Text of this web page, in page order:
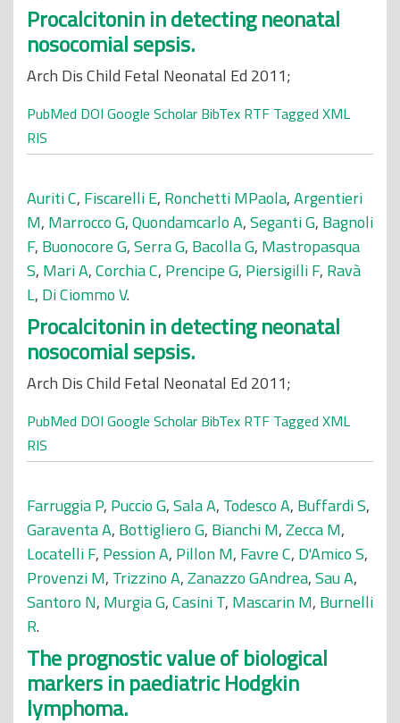
Procalcitonin in detecting neonatal
nosocomial sepsis.
Arch Dis Child Fetal Neonatal Ed 2011;
PubMed DOI Google Scholar BibTex RTF Tagged XML
RIS
Auriti C, Fiscarelli E, Ronchetti MPaola,Argentieri
M, Marrocco G,Quondamcarlo A,Seganti G, Bagnoli
F, Buonocore G,Serra G, Bacolla G, Mastropasqua
S, Mari A,Corchia C, Prencipe G, Piersigilli F, Ravà
L, Di Ciommo V.
Procalcitonin in detecting neonatal
nosocomial sepsis.
Arch Dis Child Fetal Neonatal Ed 2011;
PubMed DOI Google Scholar BibTex RTF Tagged XML
RIS
Farruggia P, Puccio G,Sala A, Todesco A, Buffardi S,
Garaventa A, Bottigliero G, Bianchi M,Zecca M,
Locatelli F, Pession A, Pillon M, Favre C, D'Amico S,
Provenzi M, Trizzino A,Zanazzo GAndrea,Sau A,
Santoro N, Murgia G,Casini T, Mascarin M, Burnelli
R.
The prognostic value of biological
markers in paediatric Hodgkin
lymphoma.